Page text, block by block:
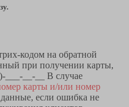
кодом на обратной
при получении карты,
___-__-__ В случае
карты и/или номер
если ошибка не